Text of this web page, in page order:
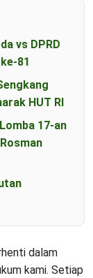
vs DPRD
81
HUT RI
17-an
dalam
kami. Setiap